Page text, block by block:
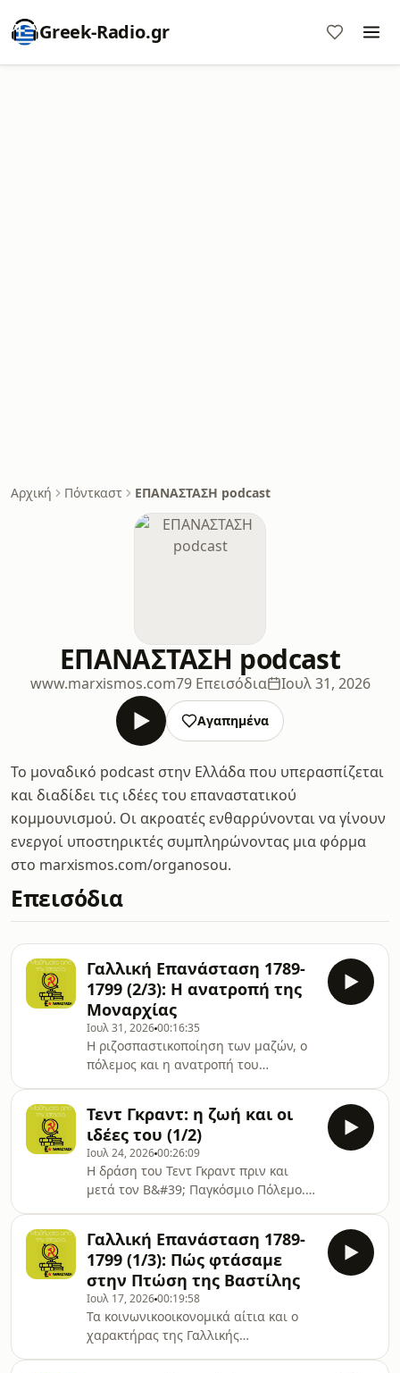
Greek-Radio.gr
Αρχική Πόντκαστ ΕΠΑΝΑΣΤΑΣΗ podcast
ΕΠΑΝΑΣΤΑΣΗ podcast
www.marxismos.com79 Επεισόδια Ιουλ 31, 2026
Αγαπημένα
Το μοναδικό podcast στην Ελλάδα που υπερασπίζεται
και διαδίδει τις ιδέες του επαναστατικού
κομμουνισμού. Οι ακροατές ενθαρρύνονται να γίνουν
ενεργοί υποστηρικτές συμπληρώνοντας μια φόρμα
στο marxismos.com/organosou.
Επεισόδια
Γαλλική Επανάσταση 1789-
1799 (2/3): Η ανατροπή της
Μοναρχίας
Ιουλ 31, 202600:16:35
Η ριζοσπαστικοποίηση των μαζών, ο
πόλεμος και η ανατροπή του
Τεντ Γκραντ: η ζωή και οι
ιδέες του (1/2)
Ιουλ 24, 202600:26:09
Η δράση του Τεντ Γκραντ πριν και
μετά τον Β&#39; Παγκόσμιο Πόλεμο.
Σταμάτης Καραγιαννόπουλος.
Γαλλική Επανάσταση 1789-
1799 (1/3): Πώς φτάσαμε
στην Πτώση της Βαστίλης
Ιουλ 17, 202600:19:58
Τα κοινωνικοοικονομικά αίτια και ο
χαρακτήρας της Γαλλικής